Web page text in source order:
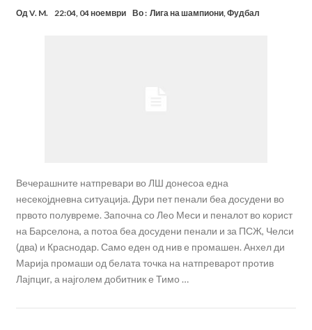
ОдV. M. 22:04, 04 ноември Во : Лига на шампиони,Фудбал
Вечерашните натпревари во ЛШ донесоа една
несекојдневна ситуација. Дури пет пенали беа досудени во
првото полувреме. Започна со Лео Меси и пеналот во корист
на Барселона, а потоа беа досудени пенали и за ПСЖ, Челси
(два) и Краснодар. Само еден од нив е промашен. Анхел ди
Марија промаши од белата точка на натпреварот против
Лајпциг, а најголем добитник е Тимо …